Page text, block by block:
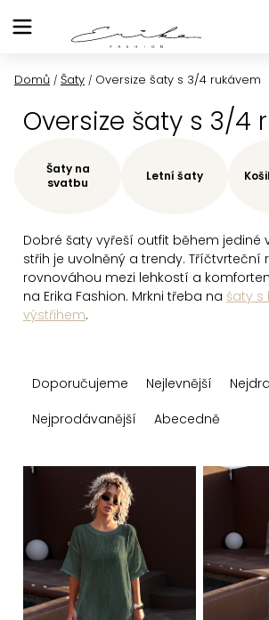
na
Domů / Šaty / Oversize šaty s 3/4 rukávem
Oversize šaty s 3/4
Dobré šaty vyřeší outfit během jediné
střih je uvolněný a trendy. Tříčtvrteční
rovnováhou mezi lehkostí a
na Erika Fashion. Mrkni třeba na šaty s
výstřihem.
Šaty na
svatbu
Letní šaty
a
n
p
r
o
d
Doporučujeme Nejlevnější
Nejprodávanější
Abecedně
V
p
i
s